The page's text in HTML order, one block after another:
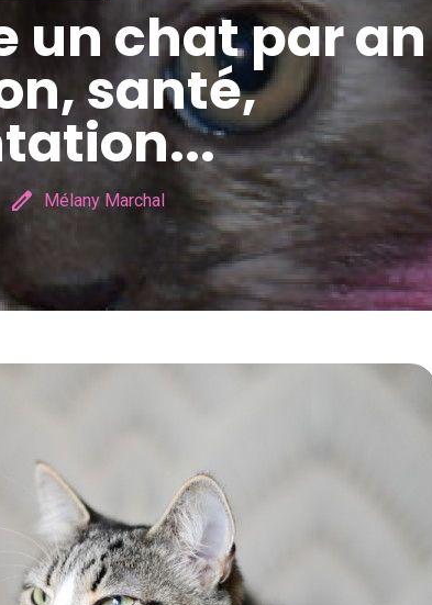
un chat par an
santé,
edit Mélany Marchal